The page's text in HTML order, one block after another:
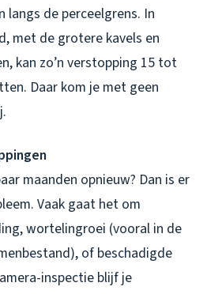
langs de perceelgrens. In
met de grotere kavels en
kan zo’n verstopping 15 tot
Daar kom je met geen
maanden opnieuw? Dan is er
Vaak gaat het om
wortelingroei (vooral in de
of beschadigde
inspectie blijf je